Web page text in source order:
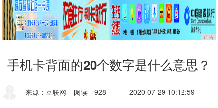
广告
手机卡背面的20个数字是什么意思？
来源：互联网 阅读：928 2020-07-29 10:12:59